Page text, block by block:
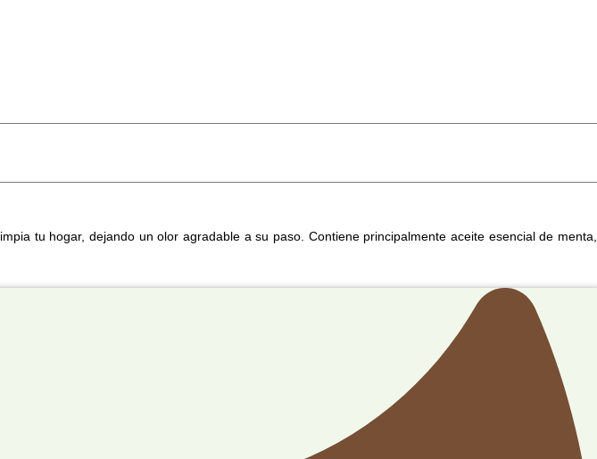
tu hogar, dejando un olor agradable a su paso. Contiene principalmente aceite esencial de menta,